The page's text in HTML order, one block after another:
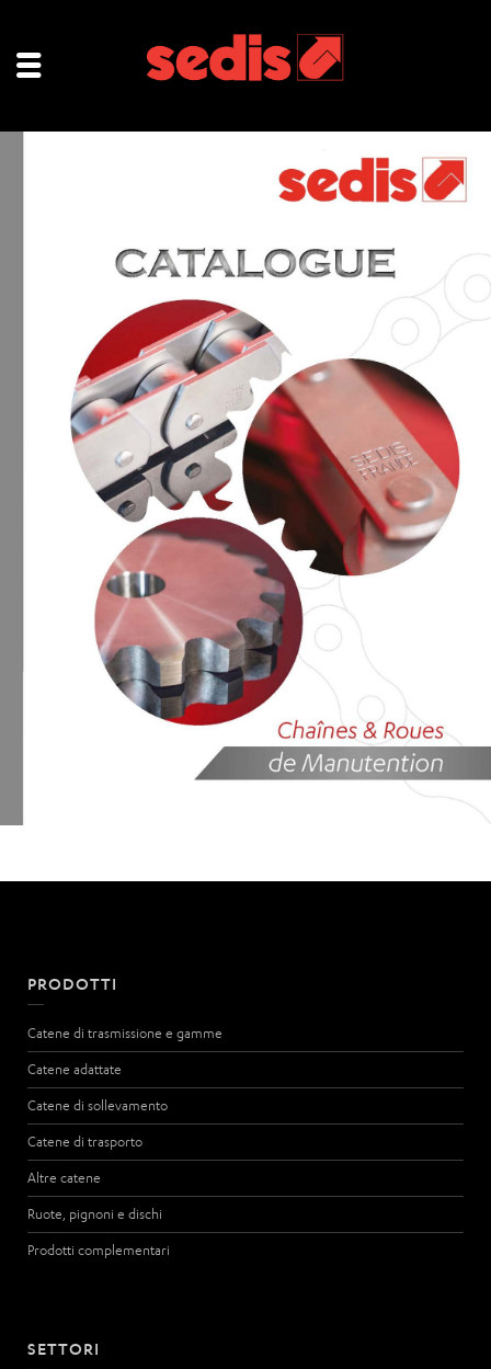
PRODOTTI
Catene di trasmissione e gamme
Catene adattate
Catene di sollevamento
Catene di trasporto
Altre catene
Ruote, pignoni e dischi
Prodotti complementari
SETTORI